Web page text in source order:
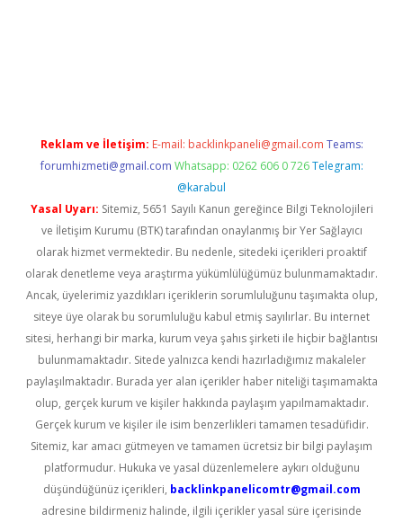
Reklam ve İletişim: E-mail: backlinkpaneli@gmail.com Teams:
forumhizmeti@gmail.com Whatsapp: 0262 606 0 726 Telegram:
@karabul
Yasal Uyarı: Sitemiz, 5651 Sayılı Kanun gereğince Bilgi Teknolojileri
ve İletişim Kurumu (BTK) tarafından onaylanmış bir Yer Sağlayıcı
olarak hizmet vermektedir. Bu nedenle, sitedeki içerikleri proaktif
olarak denetleme veya araştırma yükümlülüğümüz bulunmamaktadır.
Ancak, üyelerimiz yazdıkları içeriklerin sorumluluğunu taşımakta olup,
siteye üye olarak bu sorumluluğu kabul etmiş sayılırlar. Bu internet
sitesi, herhangi bir marka, kurum veya şahıs şirketi ile hiçbir bağlantısı
bulunmamaktadır. Sitede yalnızca kendi hazırladığımız makaleler
paylaşılmaktadır. Burada yer alan içerikler haber niteliği taşımamakta
olup, gerçek kurum ve kişiler hakkında paylaşım yapılmamaktadır.
Gerçek kurum ve kişiler ile isim benzerlikleri tamamen tesadüfidir.
Sitemiz, kar amacı gütmeyen ve tamamen ücretsiz bir bilgi paylaşım
platformudur. Hukuka ve yasal düzenlemelere aykırı olduğunu
düşündüğünüz içerikleri, backlinkpanelicomtr@gmail.com
adresine bildirmeniz halinde, ilgili içerikler yasal süre içerisinde